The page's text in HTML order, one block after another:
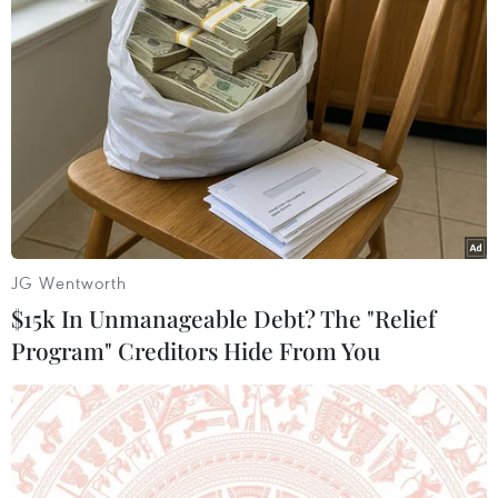
Theo dõi VietnamPlus
TIN LIÊN QUAN
JG Wentworth
$15k In Unmanageable Debt? The "Relief
Program" Creditors Hide From You